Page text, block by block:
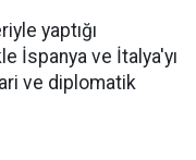
yaptığı
İspanya ve İtalya'yı
ve diplomatik